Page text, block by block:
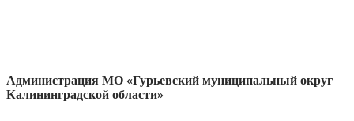
Администрация МО «Гурьевский муниципальный округ
Калининградской области»